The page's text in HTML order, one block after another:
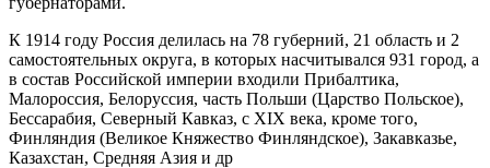
К 1914 году Россия делилась на 78 губерний, 21 область и 2
самостоятельных округа, в которых насчитывался 931 город, а
в состав Российской империи входили Прибалтика,
Малороссия, Белоруссия, часть Польши (Царство Польское),
Бессарабия, Северный Кавказ, с XIX века, кроме того,
Финляндия (Великое Княжество Финляндское), Закавказье,
Казахстан, Средняя Азия и др